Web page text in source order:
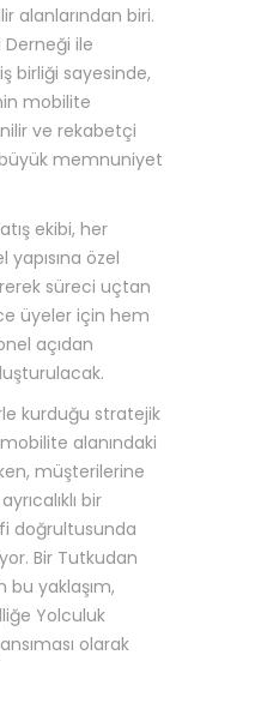
alanlarından biri.
ile
birliği sayesinde,
mobilite
ve rekabetçi
memnuniyet
ekibi, her
özel
süreci uçtan
üyeler için hem
açıdan
kurduğu stratejik
alanındaki
müşterilerine
bir
doğrultusunda
Bir Tutkudan
bu yaklaşım,
Yolculuk
olarak